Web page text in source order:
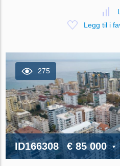
Legg til i
275
ID166308 € 85 000